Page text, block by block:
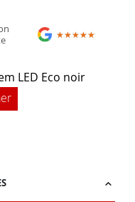
★★★★★
★★★★★
LED Eco noir